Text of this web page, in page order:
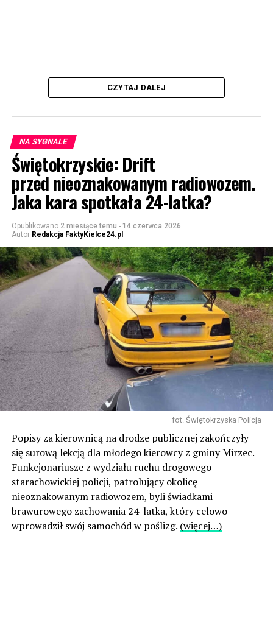
CZYTAJ DALEJ
NA SYGNALE
Świętokrzyskie: Drift
przed nieoznakowanym radiowozem.
Jaka kara spotkała 24-latka?
Opublikowano 2 miesiące temu - 14 czerwca 2026
Autor Redakcja FaktyKielce24.pl
fot. Świętokrzyska Policja
Popisy za kierownicą na drodze publicznej zakończyły
się surową lekcją dla młodego kierowcy z gminy Mirzec.
Funkcjonariusze z wydziału ruchu drogowego
starachowickiej policji, patrolujący okolicę
nieoznakowanym radiowozem, byli świadkami
brawurowego zachowania 24-latka, który celowo
wprowadził swój samochód w poślizg. (więcej…)